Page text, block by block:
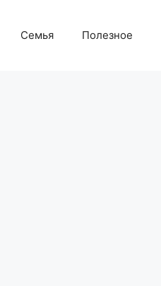
Семья Полезное